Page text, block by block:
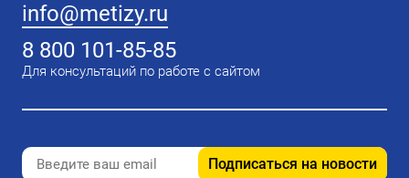
info@metizy.ru
8 800 101-85-85
Для консультаций по работе с сайтом
Подписаться на новости